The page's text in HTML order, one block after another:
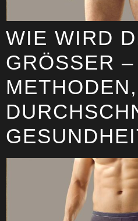
WIE WIRD
GRÖSSER – M
ETHODEN, D
ESUNDHEIT